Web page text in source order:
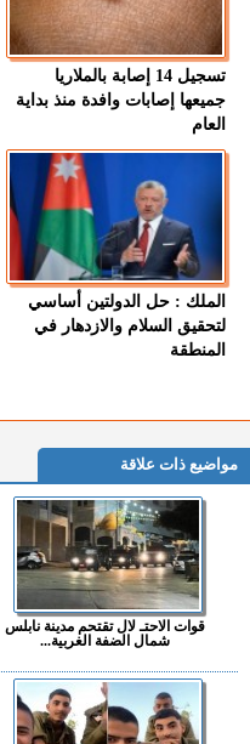
تسجيل 14 إصابة بالملاريا
جميعها إصابات وافدة منذ بداية
العام
الملك : حل الدولتين أساسي
لتحقيق السلام والازدهار في
المنطقة
مواضيع ذات علاقة
قوات الاحتـ لال تقتحم مدينة نابلس
شمال الضفة الغربية...